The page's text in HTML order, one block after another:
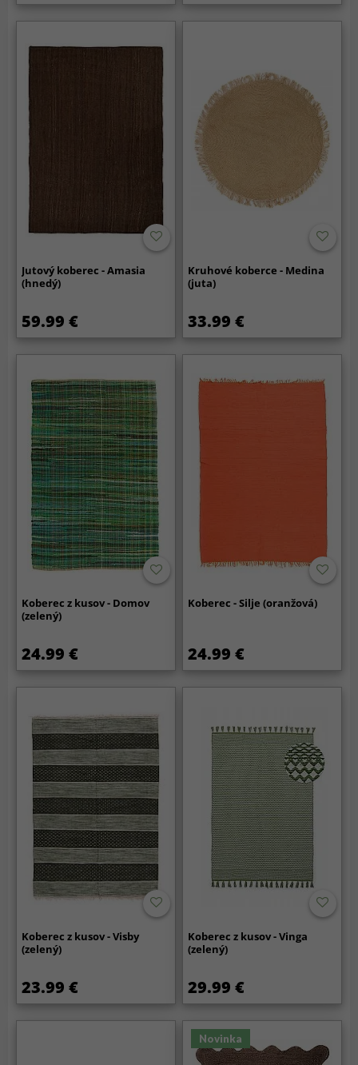
Jutový koberec - Amasia
(hnedý)
59.99 €
Kruhové koberce - Medina
(juta)
33.99 €
Koberec z kusov - Domov
(zelený)
24.99 €
Koberec - Silje (oranžová)
24.99 €
Koberec z kusov - Visby
(zelený)
23.99 €
Koberec z kusov - Vinga
(zelený)
29.99 €
Novinka